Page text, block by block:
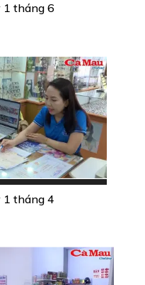
1 tháng 6
1 tháng 4